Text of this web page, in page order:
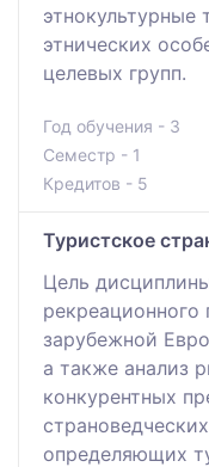
этнокультурные
этнических
целевых групп.
Год обучения - 3
Семестр - 1
Кредитов - 5
Туристское
Цель
рекреационного
зарубежной
а также анализ
конкурентных
определяющих